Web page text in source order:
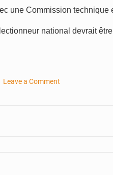
une Commission technique
national devrait
Leave a Comment